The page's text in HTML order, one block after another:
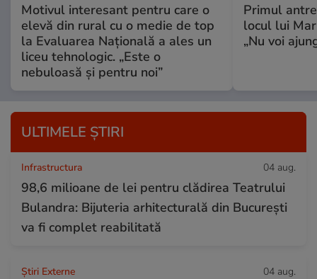
Motivul interesant pentru care o
elevă din rural cu o medie de top
la Evaluarea Națională a ales un
liceu tehnologic. „Este o
nebuloasă și pentru noi”
Primul
locul lui
„Nu voi
ULTIMELE ȘTIRI
Infrastructura 04 aug.
98,6 milioane de lei pentru clădirea Teatrului
Bulandra: Bijuteria arhitecturală din București
va fi complet reabilitată
Știri Externe 04 aug.